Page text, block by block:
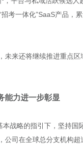
考一体化”SaaS产品，
来还将继续推进重点
能力进一步彰显
战略的指引下，坚持
司在全球总分支机构